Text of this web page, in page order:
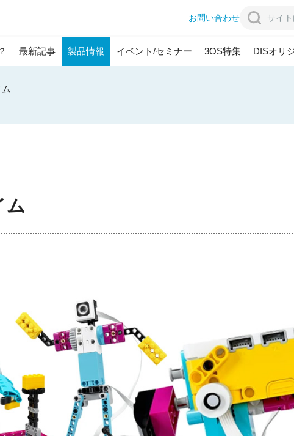
お問い合わせ
最新記事 製品情報 イベント/セミナー 3OS特集 DISオリ
ム